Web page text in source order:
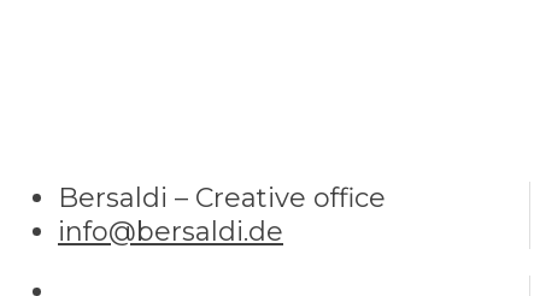
Bersaldi – Creative office
info@bersaldi.de